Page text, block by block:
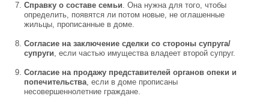
Справку о составе семьи. Она нужна для того, чтобы
определить, появятся ли потом новые, не оглашенные
жильцы, прописанные в доме.
Согласие на заключение сделки со стороны супруга/
супруги, если частью имущества владеет второй супруг.
Согласие на продажу представителей органов опеки и
попечительства, если в доме прописаны
несовершеннолетние граждане.